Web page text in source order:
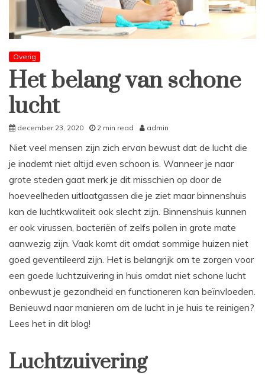
Overig
Het belang van schone
lucht
december 23, 2020 2 min read admin
Niet veel mensen zijn zich ervan bewust dat de lucht die
je inademt niet altijd even schoon is. Wanneer je naar
grote steden gaat merk je dit misschien op door de
hoeveelheden uitlaatgassen die je ziet maar binnenshuis
kan de luchtkwaliteit ook slecht zijn. Binnenshuis kunnen
er ook virussen, bacteriën of zelfs pollen in grote mate
aanwezig zijn. Vaak komt dit omdat sommige huizen niet
goed geventileerd zijn. Het is belangrijk om te zorgen voor
een goede luchtzuivering in huis omdat niet schone lucht
onbewust je gezondheid en functioneren kan beïnvloeden.
Benieuwd naar manieren om de lucht in je huis te reinigen?
Lees het in dit blog!
Luchtzuivering